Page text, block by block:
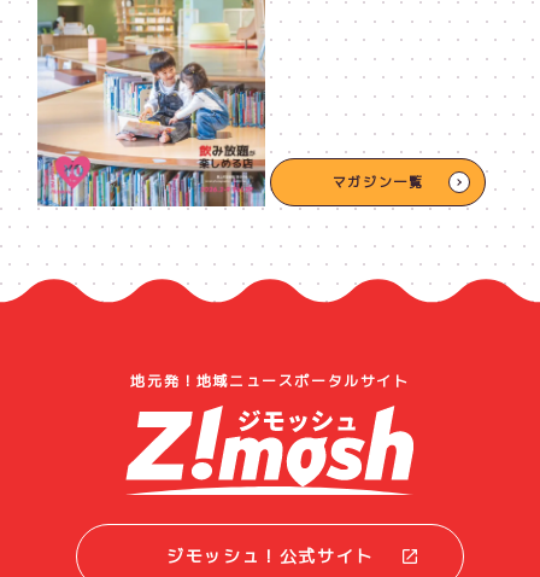
マガジン一覧
地元発！地域ニュースポータルサイト
ジモッシュ！公式サイト